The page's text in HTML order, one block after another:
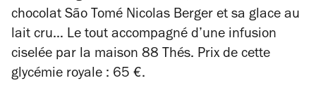
chocolat São Tomé Nicolas Berger et sa glace au
lait cru… Le tout accompagné d’une infusion
ciselée par la maison 88 Thés. Prix de cette
glycémie royale : 65 €.